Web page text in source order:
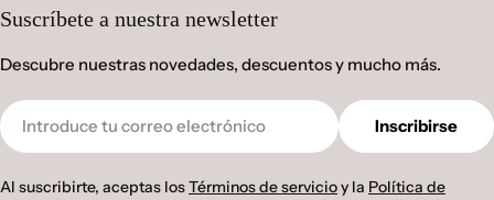
Suscríbete a nuestra newsletter
Descubre nuestras novedades, descuentos y mucho más.
Correo
electrónico
Inscribirse
Al suscribirte, aceptas losTérminos de servicioy la Política de